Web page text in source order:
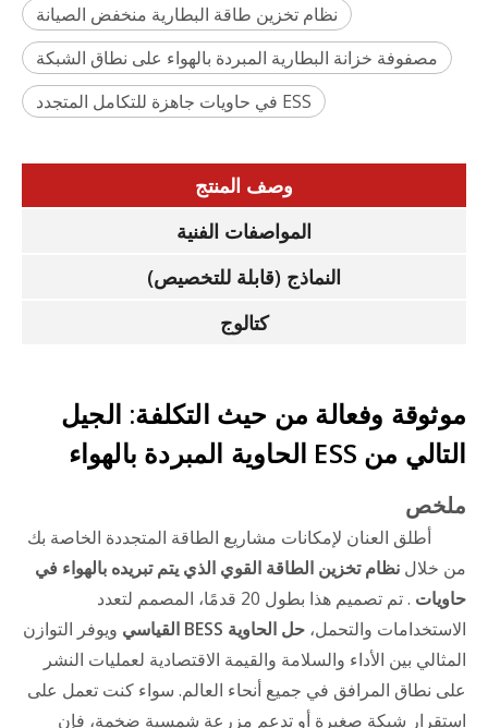
نظام تخزين طاقة البطارية منخفض الصيانة
مصفوفة خزانة البطارية المبردة بالهواء على نطاق الشبكة
ESS في حاويات جاهزة للتكامل المتجدد
وصف المنتج
المواصفات الفنية
النماذج (قابلة للتخصيص)
كتالوج
موثوقة وفعالة من حيث التكلفة: الجيل
التالي من ESS الحاوية المبردة بالهواء
ملخص
أطلق العنان لإمكانات مشاريع الطاقة المتجددة الخاصة بك
من خلال نظام تخزين الطاقة القوي الذي يتم تبريده بالهواء في
حاويات
. تم تصميم هذا بطول 20 قدمًا، المصمم لتعدد
الاستخدامات والتحمل، حل الحاوية BESS القياسي
ويوفر التوازن
المثالي بين الأداء والسلامة والقيمة الاقتصادية لعمليات النشر
على نطاق المرافق في جميع أنحاء العالم. سواء كنت تعمل على
استقرار شبكة صغيرة أو تدعم مزرعة شمسية ضخمة، فإن